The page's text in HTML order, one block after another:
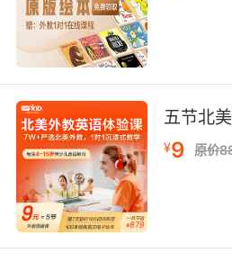
四、跨文化视角下的认知差异
对比汉语"东风"象征春天
语"west wind"因受北大西
象征。这种差异在雪莱《
现："O wild West
Autumn's being"，将西风
海传统使英语发展出
行）、"running with the
专业表述，而农耕文明主导
顺"等农业谚语。VIPKID
比"typhoon"与"台风"的构
五节北
¥9 原价